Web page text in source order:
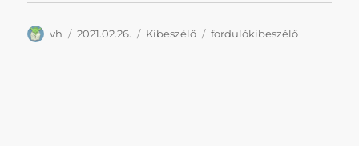
Szerző
vh Közzétéve
2021.02.26. Kategória
Kibeszélő Címke
fordulókibeszélő